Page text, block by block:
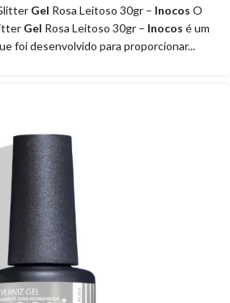
Gel Rosa Leitoso 30gr – Inocos O
Gel Rosa Leitoso 30gr – Inocos é um
foi desenvolvido para proporcionar...